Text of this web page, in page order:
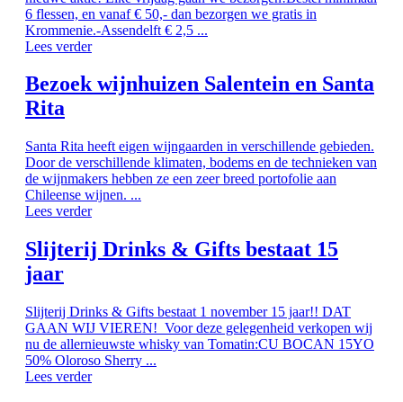
6 flessen, en vanaf € 50,- dan bezorgen we gratis in
Krommenie.-Assendelft € 2,5 ...
Lees verder
Bezoek wijnhuizen Salentein en Santa
Rita
Santa Rita heeft eigen wijngaarden in verschillende gebieden.
Door de verschillende klimaten, bodems en de technieken van
de wijnmakers hebben ze een zeer breed portofolie aan
Chileense wijnen. ...
Lees verder
Slijterij Drinks & Gifts bestaat 15
jaar
Slijterij Drinks & Gifts bestaat 1 november 15 jaar!! DAT
GAAN WIJ VIEREN! Voor deze gelegenheid verkopen wij
nu de allernieuwste whisky van Tomatin:CU BOCAN 15YO
50% Oloroso Sherry ...
Lees verder